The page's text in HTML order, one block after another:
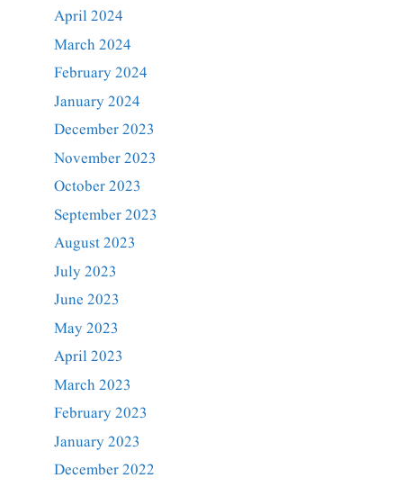
April 2024
March 2024
February 2024
January 2024
December 2023
November 2023
October 2023
September 2023
August 2023
July 2023
June 2023
May 2023
April 2023
March 2023
February 2023
January 2023
December 2022